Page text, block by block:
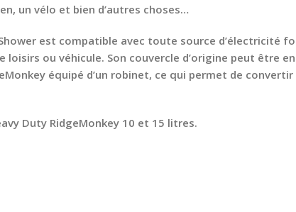
un vélo et bien d’autres choses…
est compatible avec toute source d’électricité
ou véhicule. Son couvercle d’origine peut être
équipé d’un robinet, ce qui permet de convertir
Duty RidgeMonkey 10 et 15 litres.